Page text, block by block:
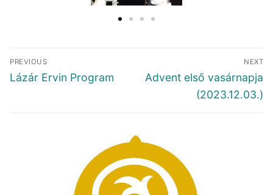
PREVIOUS
Lázár Ervin Program
NEXT
Advent első vasárnapja
(2023.12.03.)